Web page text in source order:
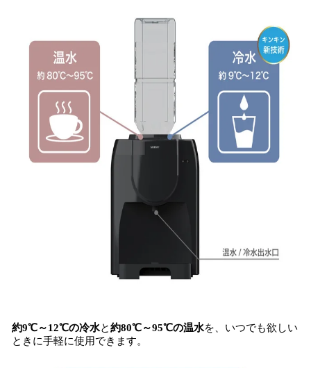
約9℃～12℃の冷水と約80℃～95℃の温水を、いつでも欲しい
ときに手軽に使用できます。